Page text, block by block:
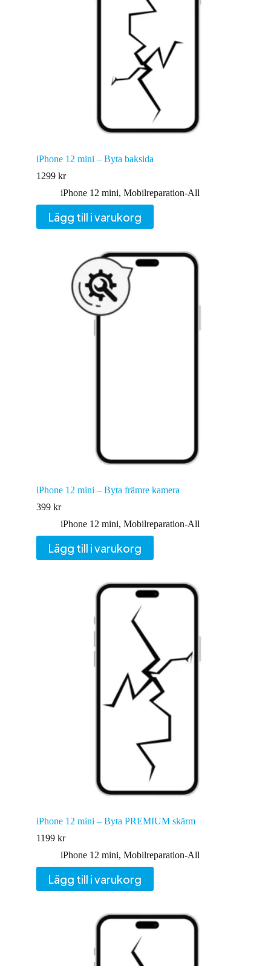
iPhone 12 mini – Byta baksida
1299 kr
iPhone 12 mini, Mobilreparation-All
Lägg till i varukorg
iPhone 12 mini – Byta främre kamera
399 kr
iPhone 12 mini, Mobilreparation-All
Lägg till i varukorg
iPhone 12 mini – Byta PREMIUM skärm
1199 kr
iPhone 12 mini, Mobilreparation-All
Lägg till i varukorg